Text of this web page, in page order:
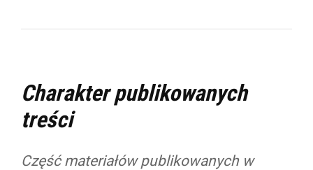
Charakter publikowanych
treści
Część materiałów publikowanych w